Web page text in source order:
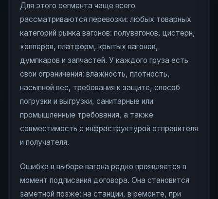
Для этого сегмента чаще всего
рассматриваются перевозки: любых товарных
категорий рынка вагонов: полувагонов, цистерн,
хопперов, платформ, крытых вагонов,
думпкаров и запчастей. У каждого груза есть
свои ограничения: влажность, плотность,
насыпной вес, требования к защите, способ
погрузки и выгрузки, санитарные или
промышленные требования, а также
совместимость с инфраструктурой отправителя
и получателя.
Ошибка в выборе вагона редко проявляется в
момент подписания договора. Она становится
заметной позже: на станции, в ремонте, при